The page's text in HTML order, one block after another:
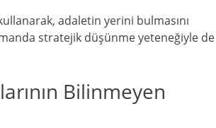
adaletin yerini bulmasını
stratejik düşünme yeteneğiyle de
Bilinmeyen